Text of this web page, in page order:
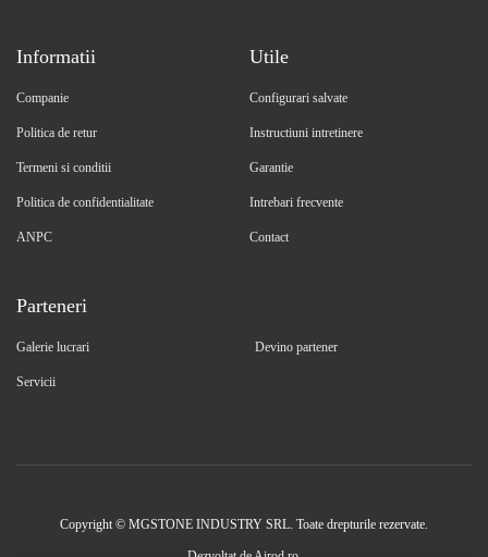
Informatii
Companie
Politica de retur
Termeni si conditii
Politica de confidentialitate
ANPC
Utile
Configurari salvate
Instructiuni intretinere
Garantie
Intrebari frecvente
Contact
Parteneri
Galerie lucrari Devino partener
Servicii
Copyright © MGSTONE INDUSTRY SRL. Toate drepturile rezervate.